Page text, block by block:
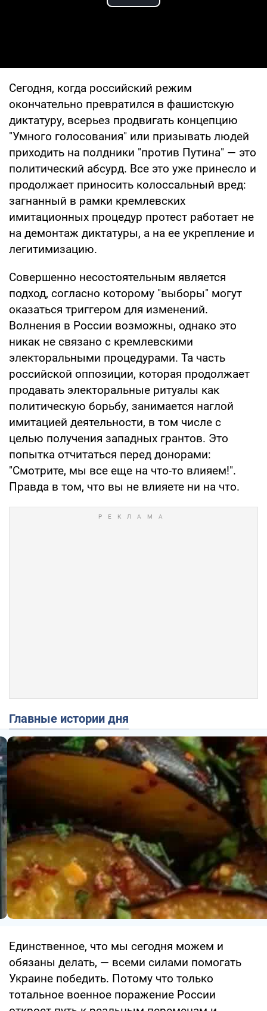
Play Video
Сегодня, когда российский режим
окончательно превратился в фашистскую
диктатуру, всерьез продвигать концепцию
"Умного голосования" или призывать людей
приходить на полдники "против Путина" — это
политический абсурд. Все это уже принесло и
продолжает приносить колоссальный вред:
загнанный в рамки кремлевских
имитационных процедур протест работает не
на демонтаж диктатуры, а на ее укрепление и
легитимизацию.
Совершенно несостоятельным является
подход, согласно которому "выборы" могут
оказаться триггером для изменений.
Волнения в России возможны, однако это
никак не связано с кремлевскими
электоральными процедурами. Та часть
российской оппозиции, которая продолжает
продавать электоральные ритуалы как
политическую борьбу, занимается наглой
имитацией деятельности, в том числе с
целью получения западных грантов. Это
попытка отчитаться перед донорами:
"Смотрите, мы все еще на что-то влияем!".
Правда в том, что вы не влияете ни на что.
Главные истории дня
Единственное, что мы сегодня можем и
обязаны делать, — всеми силами помогать
Украине победить. Потому что только
тотальное военное поражение России